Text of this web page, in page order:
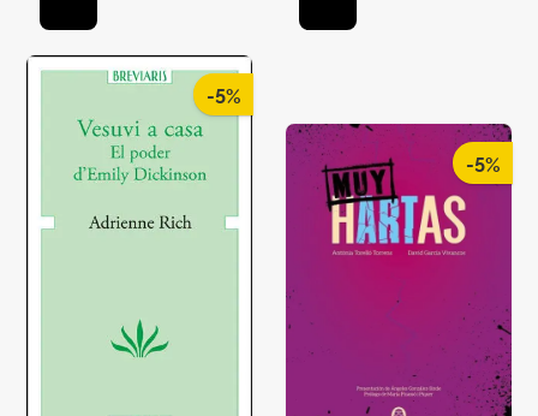
-5%
-5%